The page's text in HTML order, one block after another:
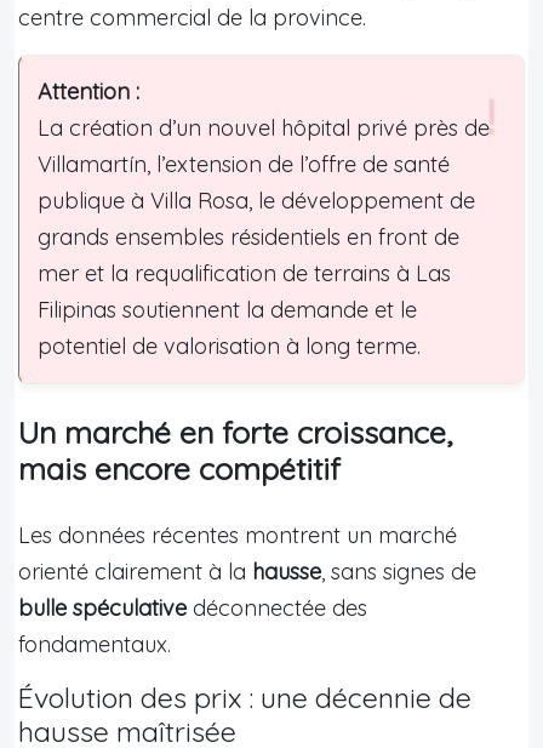
centre commercial de la province.
Attention :
La création d’un nouvel hôpital privé près de
Villamartín, l’extension de l’offre de santé
publique à Villa Rosa, le développement de
grands ensembles résidentiels en front de
mer et la requalification de terrains à Las
Filipinas soutiennent la demande et le
potentiel de valorisation à long terme.
Un marché en forte croissance,
mais encore compétitif
Les données récentes montrent un marché
orienté clairement à la hausse, sans signes de
bulle spéculative déconnectée des
fondamentaux.
Évolution des prix : une décennie de
hausse maîtrisée